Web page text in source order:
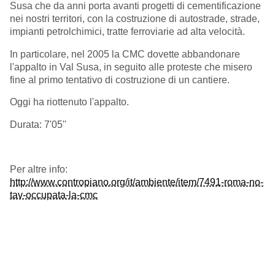
Susa che da anni porta avanti progetti di cementificazione
nei nostri territori, con la costruzione di autostrade, strade,
impianti petrolchimici, tratte ferroviarie ad alta velocità.
In particolare, nel 2005 la CMC dovette abbandonare
l'appalto in Val Susa, in seguito alle proteste che misero
fine al primo tentativo di costruzione di un cantiere.
Oggi ha riottenuto l'appalto.
Durata: 7'05''
Per altre info:
http://www.contropiano.org/it/ambiente/item/7491-roma-no-
tav-occupata-la-cmc